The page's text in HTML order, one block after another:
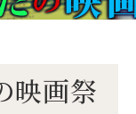
映画祭